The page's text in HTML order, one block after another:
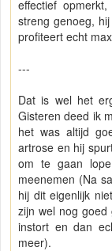
effectief
streng genoeg,
profiteert echt
---
Dat is wel het
Gisteren deed ik
het was altijd
artrose en hij
om te gaan
meenemen (Na
hij dit eigenlijk
zijn wel nog
instort en dan
meer).